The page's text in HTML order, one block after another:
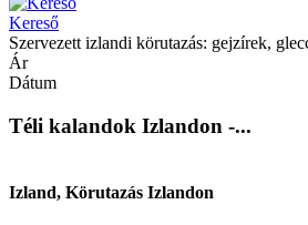
Kereső
Szervezett izlandi körutazás: gejzírek,
Ár
Dátum
Téli kalandok Izlandon -...
Izland, Körutazás Izlandon